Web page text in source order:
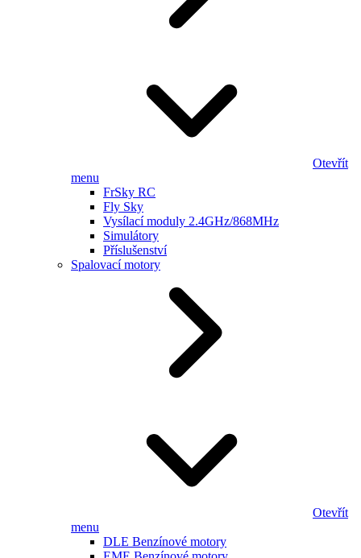
Otevřít
menu
FrSky RC
Fly Sky
Vysílací moduly 2.4GHz/868MHz
Simulátory
Příslušenství
Spalovací motory
Otevřít
menu
DLE Benzínové motory